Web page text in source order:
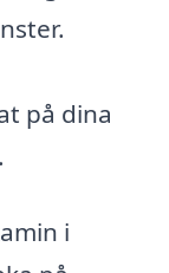
på dina
i